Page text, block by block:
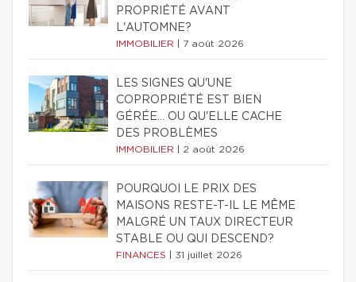
PROPRIÉTÉ AVANT
L'AUTOMNE?
IMMOBILIER 7 août 2026
LES SIGNES QU'UNE
COPROPRIÉTÉ EST BIEN
GÉRÉE… OU QU'ELLE CACHE
DES PROBLÈMES
IMMOBILIER 2 août 2026
POURQUOI LE PRIX DES
MAISONS RESTE-T-IL LE MÊME
MALGRÉ UN TAUX DIRECTEUR
STABLE OU QUI DESCEND?
FINANCES 31 juillet 2026